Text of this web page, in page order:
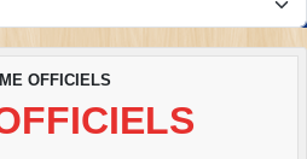
OFFICIELS